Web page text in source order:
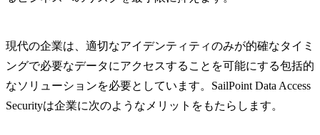
現代の企業は、適切なアイデンティティのみが的確なタイミ
ングで必要なデータにアクセスすることを可能にする包括的
なソリューションを必要としています。SailPoint Data Access
Securityは企業に次のようなメリットをもたらします。